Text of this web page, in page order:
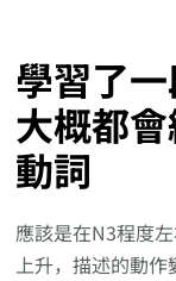
學習了一
大概都
動詞
應該是在N3程度
上升，描述的動